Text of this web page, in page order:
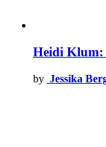
Heidi Klum:
by Jessika